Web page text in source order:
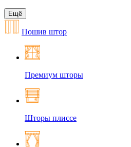
Ещё
Пошив штор
Премиум шторы
Шторы плиссе